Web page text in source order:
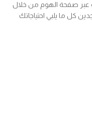
عبر صفحة الهوم من خلال
كل ما يلبي احتياجاتك